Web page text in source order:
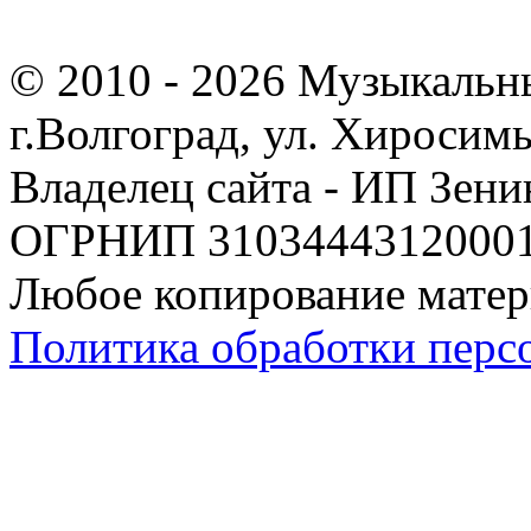
© 2010 - 2026
г.Волгоград, ул.
Владелец сайта - ИП
ОГРНИП
Любое копирование
Политика обработки